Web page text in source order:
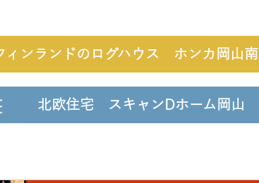
ィンランドのログハウス ホンカ岡山南
北欧住宅 スキャンDホーム岡山